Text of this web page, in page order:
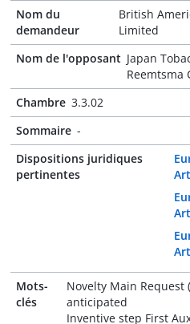
Nom du
demandeur
British
Limited
Nom de l'opposant Japan
Reemtsma
Chambre 3.3.02
Sommaire -
Dispositions juridiques
pertinentes
Mots-
clés
Novelty Main Request
anticipated
Inventive step First